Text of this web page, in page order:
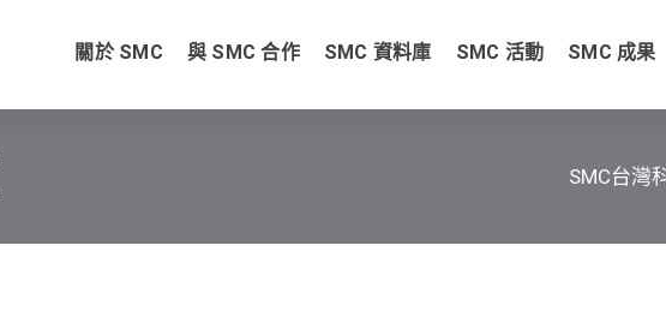
關於 SMC 與 SMC 合作 SMC 資料庫 SMC 活動 SMC 成果
SMC台灣